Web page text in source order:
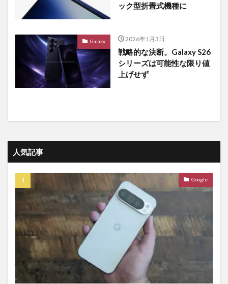
ック型折畳式機種に
Galaxy 2026年1月3日
戦略的な決断。Galaxy S26
シリーズは可能性な限り値
上げせず
人気記事
Google